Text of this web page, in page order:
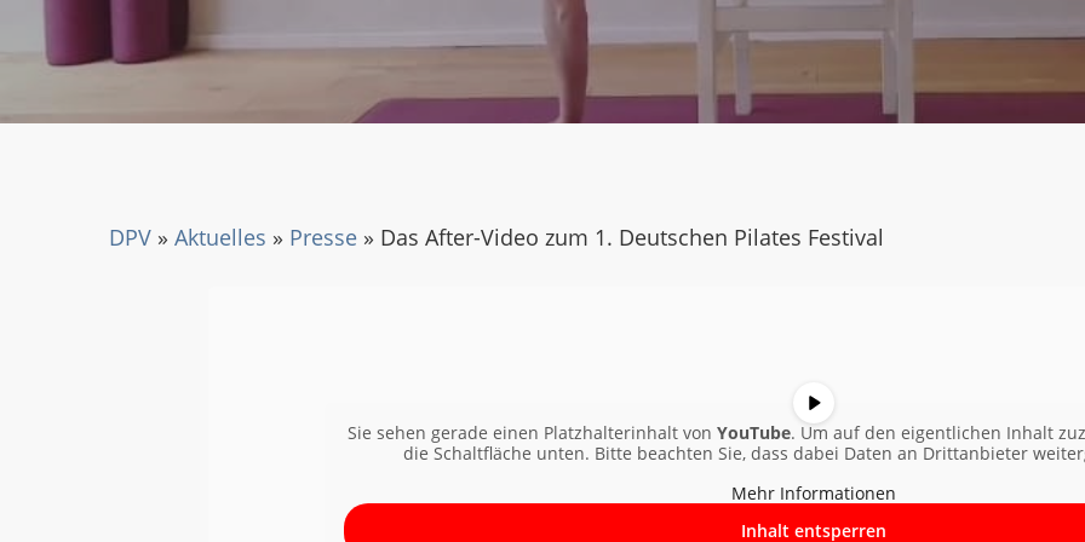
DPV » Aktuelles » Presse » Das After-Video zum 1. Deutschen Pilates Festival
Sie sehen gerade einen Platzhalterinhalt von YouTube. Um auf den eigentlichen Inhalt
die Schaltfläche unten. Bitte beachten Sie, dass dabei Daten an Drittanbieter
Mehr Informationen
Inhalt entsperren